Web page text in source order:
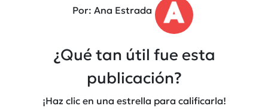
Por: Ana Estrada
¿Qué tan útil fue esta
publicación?
¡Haz clic en una estrella para calificarla!